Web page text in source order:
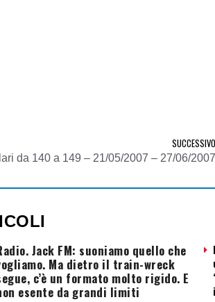
SUCCESSIVO
da 140 a 149 – 21/05/2007 – 27/06/2007
Jack FM: suoniamo quello che
Ma dietro il train-wreck
c’è un formato molto rigido. E
esente da grandi limiti